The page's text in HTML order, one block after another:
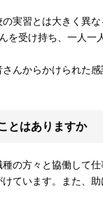
実習とは大きく異な
を受け持ち、一人一
んからかけられた
とはありますか
の方々と協働して仕
ています。また、